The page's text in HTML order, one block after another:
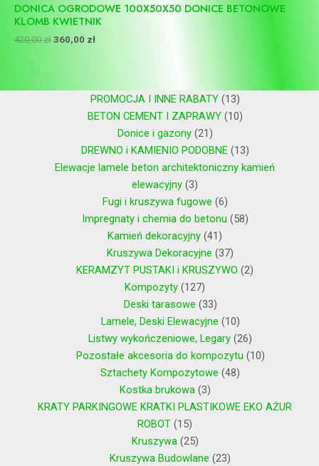
DONICA OGRODOWE 100X50X50 DONICE BETONOWE
KLOMB KWIETNIK
420,00zł 360,00 zł
PROMOCJA I INNE RABATY 13
BETON CEMENT I ZAPRAWY 10
Donice i gazony 21
DREWNO i KAMIENIO PODOBNE 13
Elewacje lamele beton architektoniczny kamień
elewacyjny 3
Fugi i kruszywa fugowe 6
Impregnaty i chemia do betonu 58
Kamień dekoracyjny 41
Kruszywa Dekoracyjne 37
KERAMZYT PUSTAKI i KRUSZYWO 2
Kompozyty 127
Deski tarasowe 33
Lamele, Deski Elewacyjne 10
Listwy wykończeniowe, Legary 26
Pozostałe akcesoria do kompozytu 10
Sztachety Kompozytowe 48
Kostka brukowa 3
KRATY PARKINGOWE KRATKI PLASTIKOWE EKO AŻUR
ROBOT 15
Kruszywa 25
Kruszywa Budowlane 23